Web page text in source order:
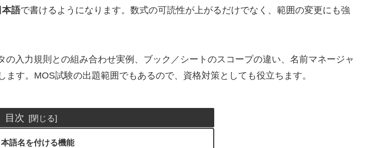
本語で書けるようになります。数式の可読性が上がるだけでなく、範囲の変更にも強
入力規則との組み合わせ実例、ブック／シートのスコープの違い、名前マネージャ
す。MOS試験の出題範囲でもあるので、資格対策としても役立ちます。
目次
語名を付ける機能